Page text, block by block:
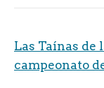
Las Taínas de
campeonato